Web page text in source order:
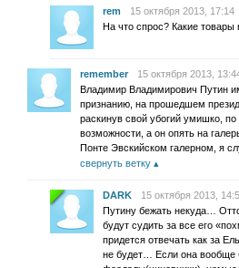
rem
15 октября 2013, 17:14
На что спрос? Какие товары
remember
15 октября 2013,
Владимир Владимирович Путин
признанию, на прошедшем
раскинув свой убогий умишко,
возможности, а он опять на
Понте Эвскийском галерном, я
свернуть ветку
DARK
15 октября 2013,
Путину бежать некуда…
будут судить за все его
придется отвечать как за
не будет… Если она вообще